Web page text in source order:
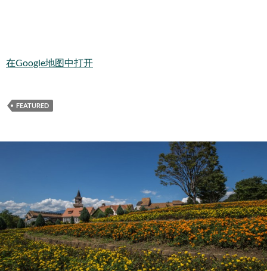
在Google地图中打开
FEATURED